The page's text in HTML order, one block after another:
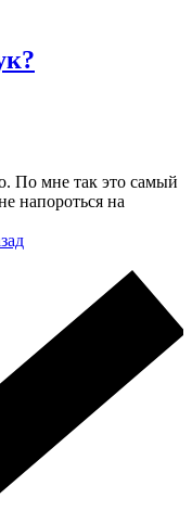
По мне так это самый
напороться на